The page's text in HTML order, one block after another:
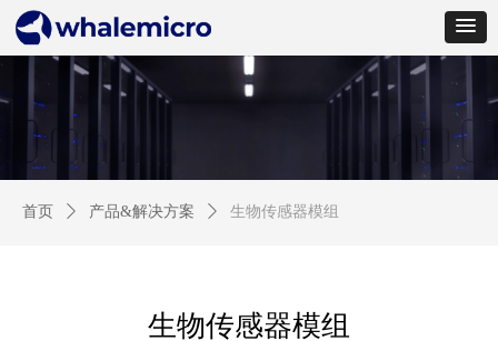
生物传感器模组
首页 ꄲ 产品&解决方案 ꄲ 生物传感器模组